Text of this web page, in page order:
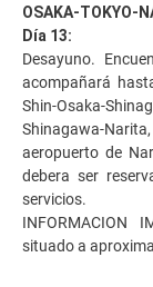
OSAKA-TOKYO-
Día 13:
Desayuno.
acompañará
Shin-Osaka-
Shinagawa-Narita,
aeropuerto de
debera ser
servicios.
INFORMACION
situado a